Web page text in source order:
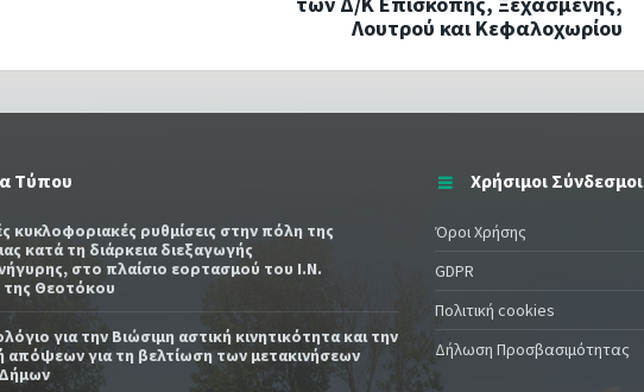
Λουτρού και Κεφαλοχωρίου
Τύπου
κυκλοφοριακές ρυθμίσεις στην πόλη της
κατά τη διάρκεια διεξαγωγής
στο πλαίσιο εορτασμού του Ι.Ν.
της Θεοτόκου
για την Βιώσιμη αστική κινητικότητα και την
για τη βελτίωση των μετακινήσεων
Χρήσιμοι Σύνδεσμοι
Όροι Χρήσης
GDPR
Πολιτική cookies
Δήλωση Προσβασιμότητας